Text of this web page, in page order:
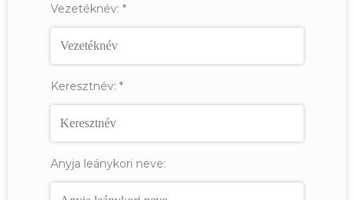
Vezetéknév: *
Keresztnév: *
Anyja leánykori neve: